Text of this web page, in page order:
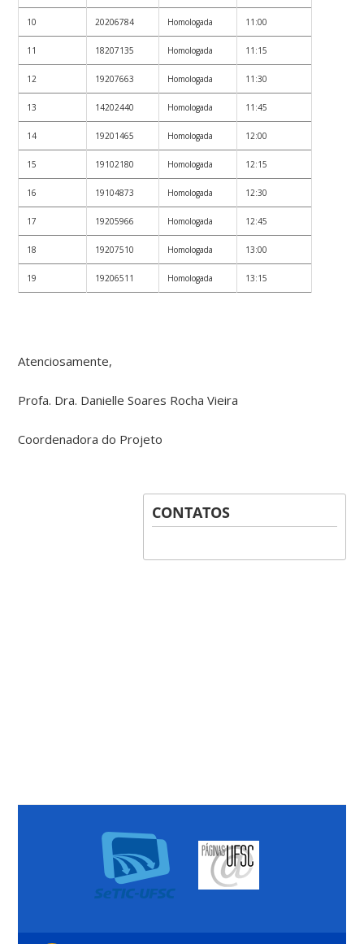
10 20206784 Homologada 11:00
11 18207135 Homologada 11:15
12 19207663 Homologada 11:30
13 14202440 Homologada 11:45
14 19201465 Homologada 12:00
15 19102180 Homologada 12:15
16 19104873 Homologada 12:30
17 19205966 Homologada 12:45
18 19207510 Homologada 13:00
19 19206511 Homologada 13:15
Atenciosamente,
Profa. Dra. Danielle Soares Rocha Vieira
Coordenadora do Projeto
CONTATOS